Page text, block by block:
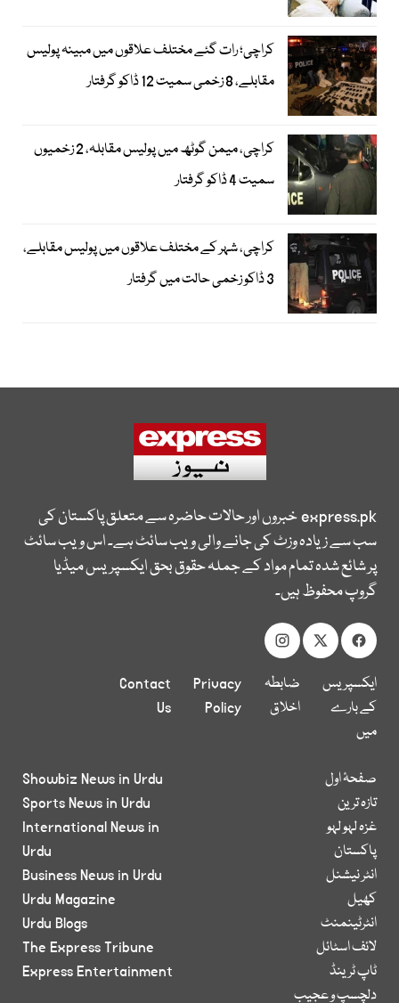
کراچی؛ رات گئے مختلف علاقوں میں مبینہ پولیس
مقابلے، 8 زخمی سمیت 12 ڈاکو گرفتار
کراچی، میمن گوٹھ میں پولیس مقابلہ، 2 زخمیوں
سمیت 4 ڈاکو گرفتار
کراچی، شہر کے مختلف علاقوں میں پولیس مقابلے،
3 ڈاکو زخمی حالت میں گرفتار
express.pkخبروں اور حالات حاضرہ سے متعلق پاکستان کی
سب سے زیادہ وزٹ کی جانے والی ویب سائٹ ہے۔ اس ویب سائٹ
پر شائع شدہ تمام مواد کے جملہ حقوق بحق ایکسپریس میڈیا
گروپ محفوظ ہیں۔
ایکسپریس
کے بارے
میں
ضابطہ
اخلاق
Privacy
Policy
Contact
Us
صفحۂ اول
تازہ ترین
غزہ لہو لہو
پاکستان
انٹر نیشنل
کھیل
انٹرٹینمنٹ
لائف اسٹائل
ٹاپ ٹرینڈ
دلچسپ و عجیب
Showbiz News in Urdu
Sports News in Urdu
International News in
Urdu
Business News in Urdu
Urdu Magazine
Urdu Blogs
The Express Tribune
Express Entertainment